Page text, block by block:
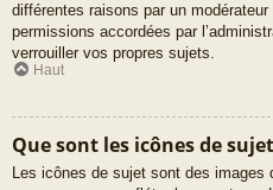
différentes raisons par un
permissions accordées par
verrouiller vos propres sujets.
Haut
Que sont les icônes de
Les icônes de sujet sont des